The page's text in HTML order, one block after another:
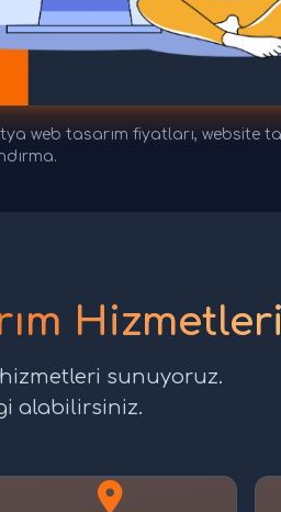
web tasarım fiyatları, website
Hizmetleri
sunuyoruz.
alabilirsiniz.